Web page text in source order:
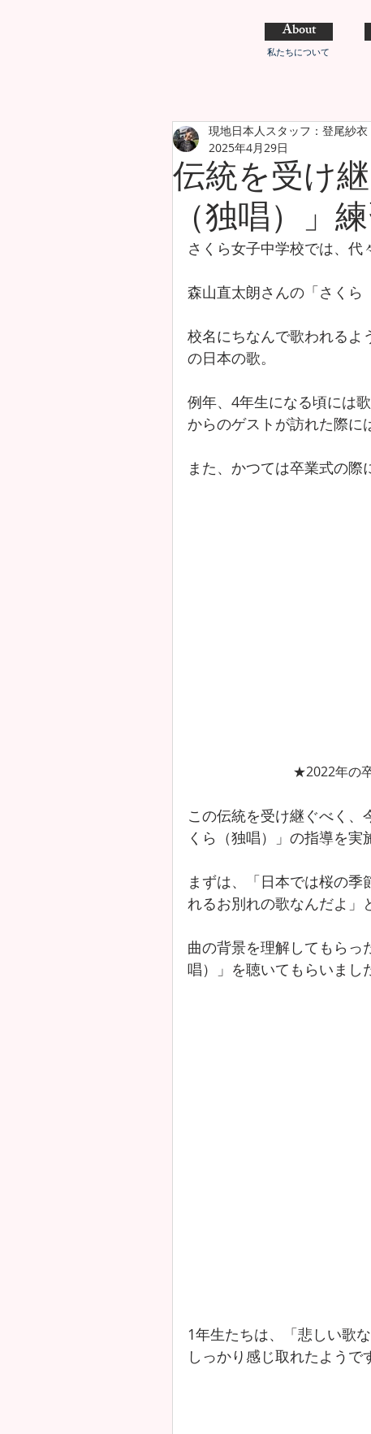
About
私たちについて
伝統を受け
（独唱）」
現地日本人スタッフ：登尾紗衣
2025年4月29日
さくら女子中学校では、代
森山直太朗さんの「さくら
校名にちなんで歌われるよ
の日本の歌。
例年、4年生になる頃には
からのゲストが訪れた際に
また、かつては卒業式の際
★2022年の
この伝統を受け継ぐべく、
くら（独唱）」の指導を実
まずは、「日本では桜の
れるお別れの歌なんだよ」
曲の背景を理解してもらっ
唱）」を聴いてもらいまし
1年生たちは、「悲しい歌
しっかり感じ取れたようで